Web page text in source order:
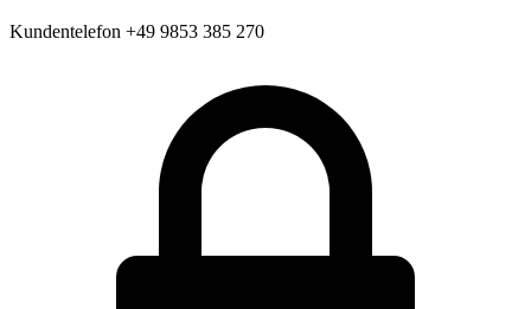
Kundentelefon +49 9853 385 270